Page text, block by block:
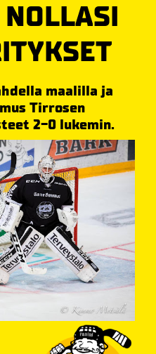
maalilla ja
Tirrosen
2-0 lukemin.